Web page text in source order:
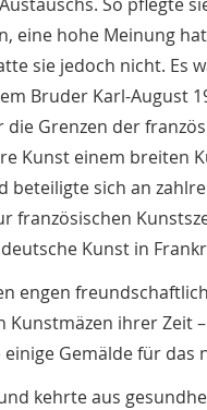
eine hohe Meinung
sie jedoch nicht. Es
Bruder Karl-August
die Grenzen der
Kunst einem breiten
beteiligte sich an
französischen
Kunst in
engen
ihrer Zeit
Gemälde für
kehrte aus